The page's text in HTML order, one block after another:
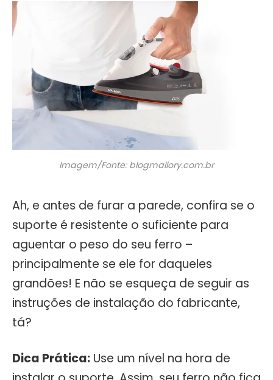
Imagem/Fonte: blogmallory.com.br
Ah, e antes de furar a parede, confira se o
suporte é resistente o suficiente para
aguentar o peso do seu ferro –
principalmente se ele for daqueles
grandões! E não se esqueça de seguir as
instruções de instalação do fabricante,
tá?
Dica Prática: Use um nível na hora de